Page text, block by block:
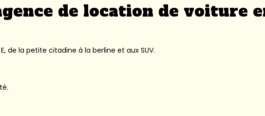
de location de voiture
de la petite citadine à la berline et aux SUV.